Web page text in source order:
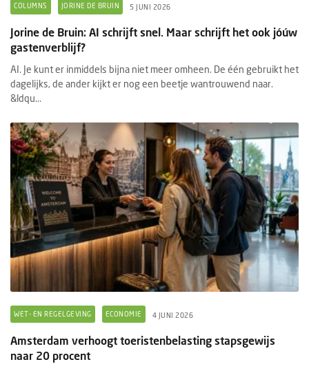
COLUMNS JORINE DE BRUIN 5 JUNI 2026
Jorine de Bruin: AI schrijft snel. Maar schrijft het ook jóúw
gastenverblijf?
AI. Je kunt er inmiddels bijna niet meer omheen. De één gebruikt het
dagelijks, de ander kijkt er nog een beetje wantrouwend naar.
&ldqu...
WET- EN REGELGEVING ECONOMIE 4 JUNI 2026
Amsterdam verhoogt toeristenbelasting stapsgewijs
naar 20 procent